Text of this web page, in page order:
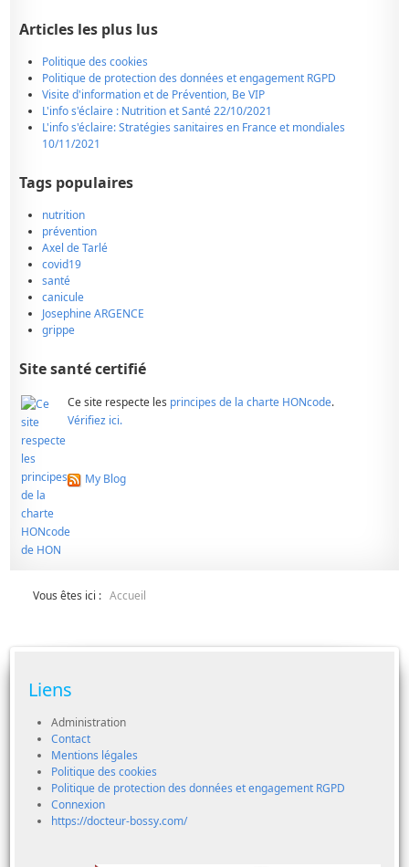
Articles les plus lus
Politique des cookies
Politique de protection des données et engagement RGPD
Visite d'information et de Prévention, Be VIP
L'info s'éclaire : Nutrition et Santé 22/10/2021
L'info s'éclaire: Stratégies sanitaires en France et mondiales
10/11/2021
Tags populaires
nutrition
prévention
Axel de Tarlé
covid19
santé
canicule
Josephine ARGENCE
grippe
Site santé certifié
Ce site respecte les principes de la charte HONcode.
Vérifiez ici.
My Blog
Vous êtes ici : Accueil
Liens
Administration
Contact
Mentions légales
Politique des cookies
Politique de protection des données et engagement RGPD
Connexion
https://docteur-bossy.com/